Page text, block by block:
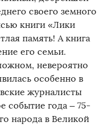
своего земного
книги «Лики
память! А книга
его семьи.
невероятно
особенно в
журналисты
событие года – 75-
народа в Великой